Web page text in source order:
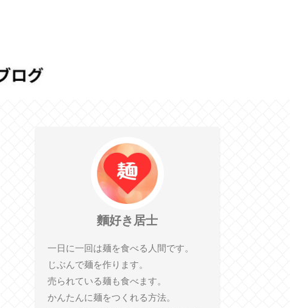
麵好き居士
一日に一回は麺を食べる人間です。
じぶんで麺を作ります。
売られている麺も食べます。
かんたんに麺をつくれる方法。